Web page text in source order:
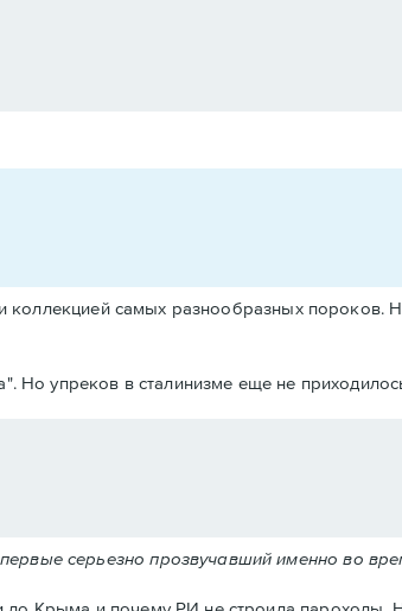
коллекцией самых разнообразных пороков.
Но упреков в сталинизме еще не
серьезно прозвучавший именно во